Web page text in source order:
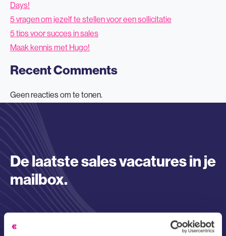
Days!
5 vragen om jezelf te stellen voor een sollicitatie
5 tips voor succes in sales
Maak kennis met Hugo!
Recent Comments
Geen reacties om te tonen.
De laatste sales vacatures in je
mailbox.